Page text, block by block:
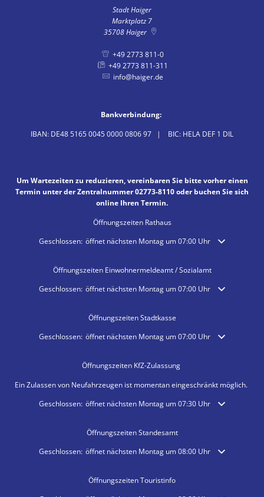
Stadt Haiger
Marktplatz 7
35708 Haiger
+49 2773 811-0
+49 2773 811-311
info@haiger.de
Bankverbindung:
IBAN: DE48 5165 0045 0000 0806 97 | BIC: HELA DEF 1 DIL
Um Wartezeiten zu reduzieren, vereinbaren Sie bitte vorher einen
Termin unter der Zentralnummer 02773-8110 oder buchen Sie sich
online Ihren Termin.
Öffnungszeiten Rathaus
Klicken, um weitere Öffnungs- oder Schließzeiten auszublenden
Geschlossen: öffnet nächsten Montag um 07:00 Uhr
Öffnungszeiten Einwohnermeldeamt / Sozialamt
Klicken, um weitere Öffnungs- oder Schließzeiten auszublenden
Geschlossen: öffnet nächsten Montag um 07:00 Uhr
Öffnungszeiten Stadtkasse
Klicken, um weitere Öffnungs- oder Schließzeiten auszublenden
Geschlossen: öffnet nächsten Montag um 07:00 Uhr
Öffnungszeiten KfZ-Zulassung
Ein Zulassen von Neufahrzeugen ist momentan eingeschränkt möglich.
Klicken, um weitere Öffnungs- oder Schließzeiten auszublenden
Geschlossen: öffnet nächsten Montag um 07:30 Uhr
Öffnungszeiten Standesamt
Klicken, um weitere Öffnungs- oder Schließzeiten auszublenden
Geschlossen: öffnet nächsten Montag um 08:00 Uhr
Öffnungszeiten Touristinfo